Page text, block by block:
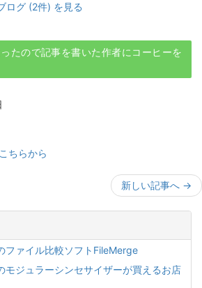
ログ (2件) を見る
たので記事を書いた作者にコーヒーを
ちらから
新しい記事へ →
ファイル比較ソフトFileMerge
モジュラーシンセサイザーが買えるお店